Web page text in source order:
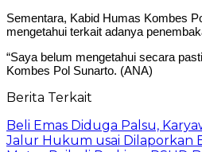
Sementara, Kabid Humas Kombes
mengetahui terkait adanya
“Saya belum mengetahui secara
Kombes Pol Sunarto. (ANA)
Berita Terkait
Beli Emas Diduga Palsu,
Jalur Hukum usai Dilaporkan